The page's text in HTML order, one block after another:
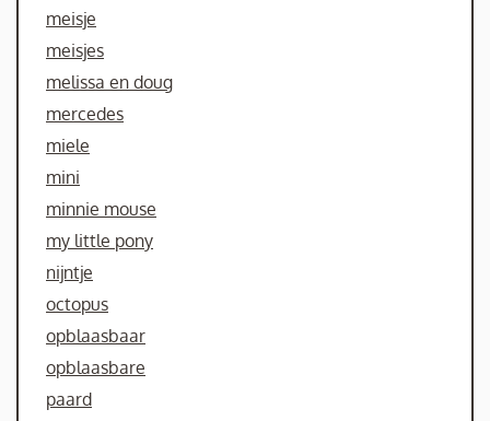
meisje
meisjes
melissa en doug
mercedes
miele
mini
minnie mouse
my little pony
nijntje
octopus
opblaasbaar
opblaasbare
paard